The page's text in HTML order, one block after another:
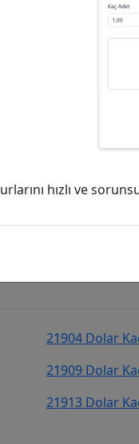
kaç
basit bir şekilde
21904 Dolar
21909 Dolar
21913 Dolar
hızlı ve